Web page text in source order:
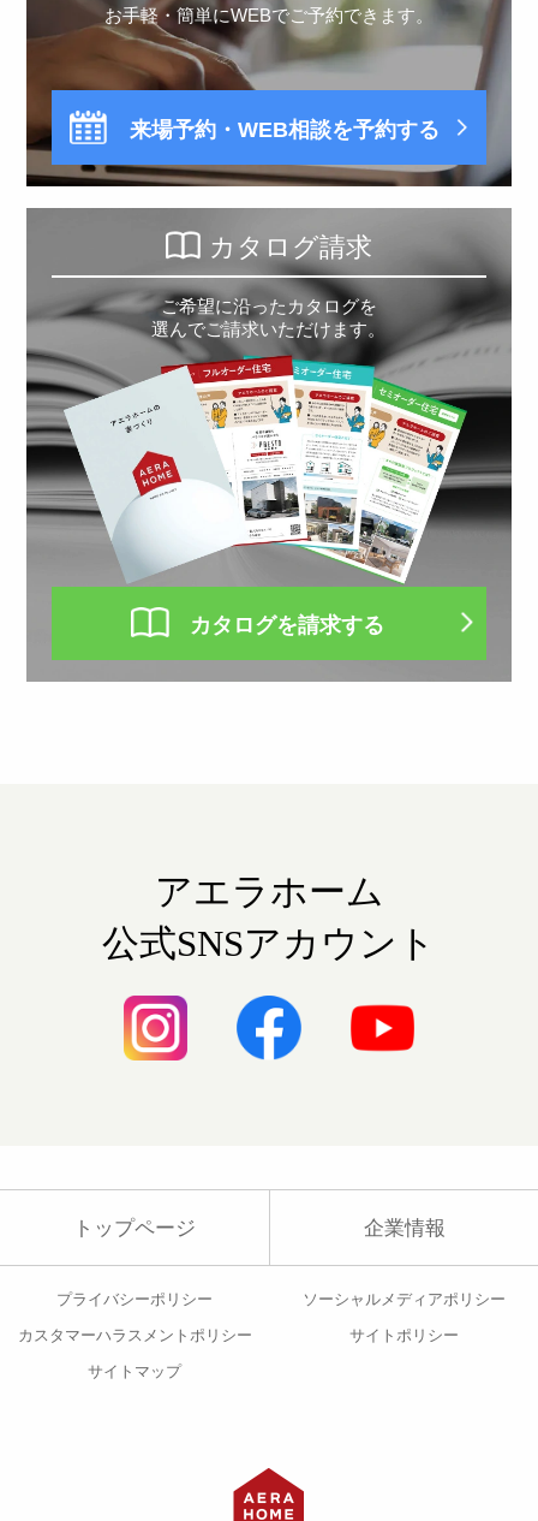
お手軽・簡単にWEBでご予約できます。
来場予約・WEB相談を予約する
カタログ請求
ご希望に沿ったカタログを
選んでご請求いただけます。
カタログを請求する
アエラホーム
公式SNSアカウント
トップページ 企業情報
プライバシーポリシー ソーシャルメディアポリシー
カスタマーハラスメントポリシー サイトポリシー
サイトマップ